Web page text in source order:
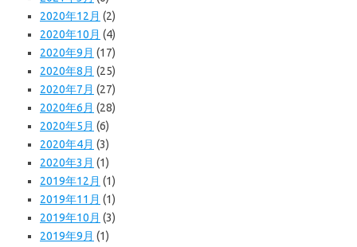
2020年12月 (2)
2020年10月 (4)
2020年9月 (17)
2020年8月 (25)
2020年7月 (27)
2020年6月 (28)
2020年5月 (6)
2020年4月 (3)
2020年3月 (1)
2019年12月 (1)
2019年11月 (1)
2019年10月 (3)
2019年9月 (1)